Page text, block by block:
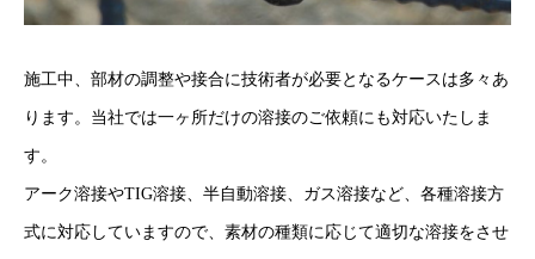
施工中、部材の調整や接合に技術者が必要となるケースは多々あ
ります。当社では一ヶ所だけの溶接のご依頼にも対応いたしま
す。
アーク溶接やTIG溶接、半自動溶接、ガス溶接など、各種溶接方
式に対応していますので、素材の種類に応じて適切な溶接をさせ